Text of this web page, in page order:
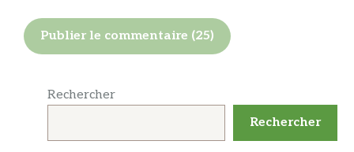
Rechercher
Rechercher